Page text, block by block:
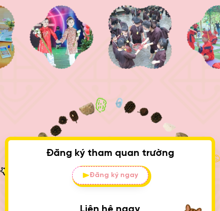
Đăng ký tham quan trường
Đăng ký ngay